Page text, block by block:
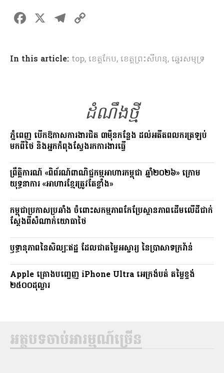
F
ce
b
X T
e
gr y
n
k
In this article: top, ខេត្តកែប, ខេត្តព្រះសីហនុ, ឆ្នេរសមុទ្រ
ដំណឹងថ្មី
ភ្នំពេញ បើកឱកាសការងារជិត ៣ម៉ឺនកន្លែង ដល់អតីតពលករត្រឡប់
មកពីថៃ និងអ្នកកំពុងស្វែងរកការងារធ្វើ
ព្រឹត្តិការណ៍ «ពិព័រណ៍ពាណិជ្ជកម្មអាហារកម្ពុជា ឆ្នាំ២០២៦» ក្រោម
យុទ្ធនាការ «អាហារខ្មែរត្រូវតែខ្លាំង»
កម្ពុជាប្រកាសប្រឆាំង ចំពោះសកម្មភាពកែប្រែស្ថានភាពដើមលើដីជាក់
ស្តែងពីសំណាក់យោធាថៃ
ឫទ្ធានុភាពនៃសិល្បៈឥដ្ឋ ដែលជាតម្លៃអស្ចារ្យ នៃប្រាសាទក្រវ៉ាន់
Apple គ្រោងបញ្ចេញ iPhone Ultra អេក្រង់បត់ តម្លៃខ្ទង់
២៥០០ដុល្លារ
អត្ថបទចាប់អារម្មណ៍ច្រើន